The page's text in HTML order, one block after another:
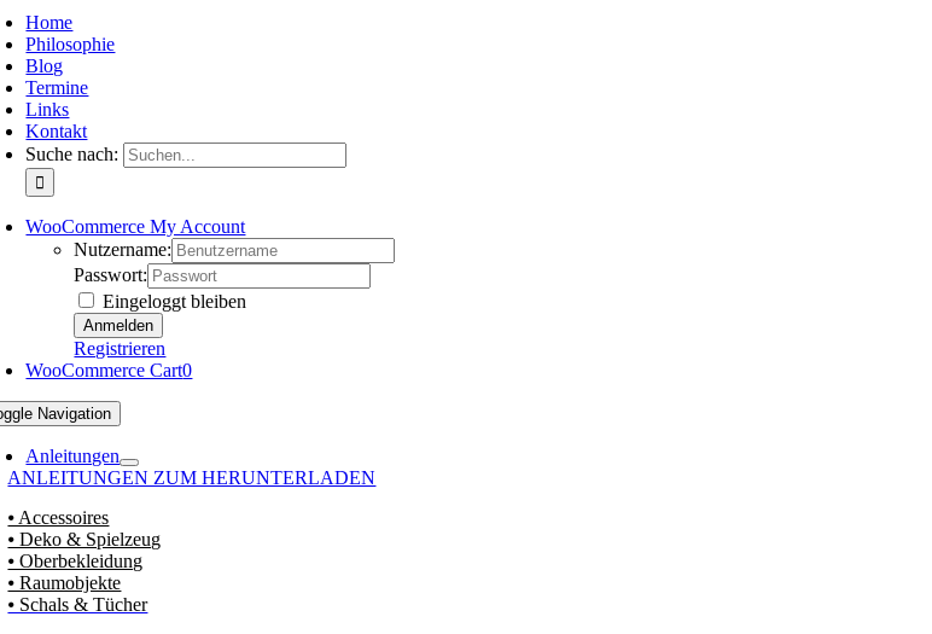
Home
Philosophie
Blog
Termine
Links
Kontakt
Suche nach:
WooCommerce My Account
Nutzername:
Passwort:
Eingeloggt bleiben
Registrieren
WooCommerce Cart0
Navigation
Anleitungen
ANLEITUNGEN ZUM HERUNTERLADEN
⦁ Accessoires
⦁ Deko & Spielzeug
⦁ Oberbekleidung
⦁ Raumobjekte
⦁ Schals & Tücher